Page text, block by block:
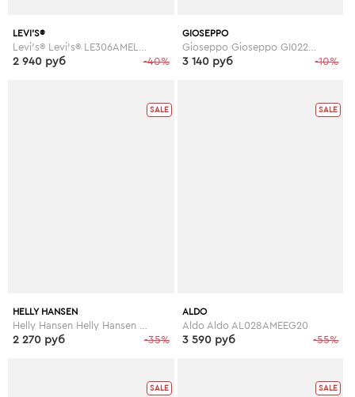
LEVI'S®
-40%
2 940 руб
GIOSEPPO
-10%
3 140 руб
SALE
HELLY HANSEN
-35%
2 270 руб
SALE
ALDO
Aldo Aldo AL028AMEEG20
-55%
3 590 руб
SALE SALE